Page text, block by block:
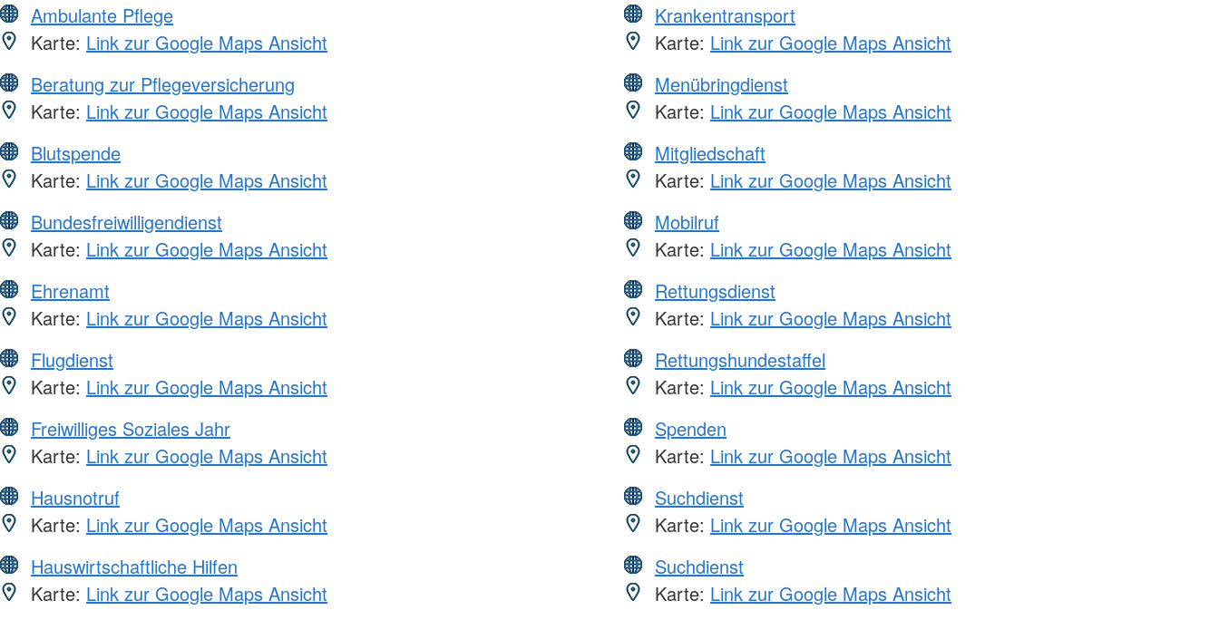
Ambulante Pflege
Karte: Link zur Google Maps Ansicht
Beratung zur Pflegeversicherung
Karte: Link zur Google Maps Ansicht
Blutspende
Karte: Link zur Google Maps Ansicht
Bundesfreiwilligendienst
Karte: Link zur Google Maps Ansicht
Ehrenamt
Karte: Link zur Google Maps Ansicht
Flugdienst
Karte: Link zur Google Maps Ansicht
Freiwilliges Soziales Jahr
Karte: Link zur Google Maps Ansicht
Hausnotruf
Karte: Link zur Google Maps Ansicht
Hauswirtschaftliche Hilfen
Karte: Link zur Google Maps Ansicht
Krankentransport
Karte: Link zur Google Maps Ansicht
Menübringdienst
Karte: Link zur Google Maps Ansicht
Mitgliedschaft
Karte: Link zur Google Maps Ansicht
Mobilruf
Karte: Link zur Google Maps Ansicht
Rettungsdienst
Karte: Link zur Google Maps Ansicht
Rettungshundestaffel
Karte: Link zur Google Maps Ansicht
Spenden
Karte: Link zur Google Maps Ansicht
Suchdienst
Karte: Link zur Google Maps Ansicht
Suchdienst
Karte: Link zur Google Maps Ansicht